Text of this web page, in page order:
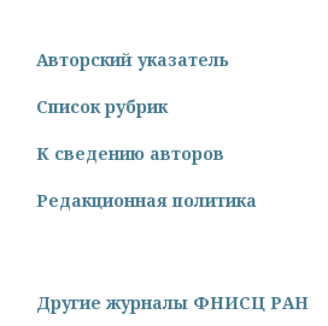
Авторский указатель
Список рубрик
К сведению авторов
Редакционная политика
Другие журналы ФНИСЦ РАН